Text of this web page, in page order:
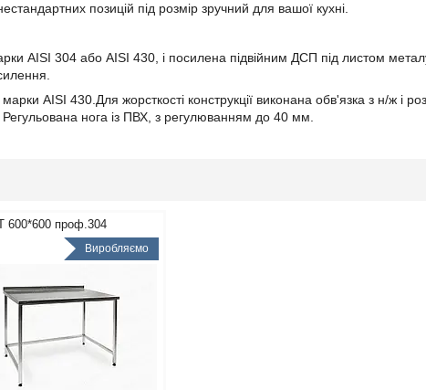
позицій під розмір зручний для вашої кухні.
AISI 304 або AISI 430, і посилена підвійним ДСП під листом
AISI 430.Для жорсткості конструкції виконана обв'язка з н/ж і
нога із ПВХ, з регулюванням до 40 мм.
600*600 проф.304
Виробляємо